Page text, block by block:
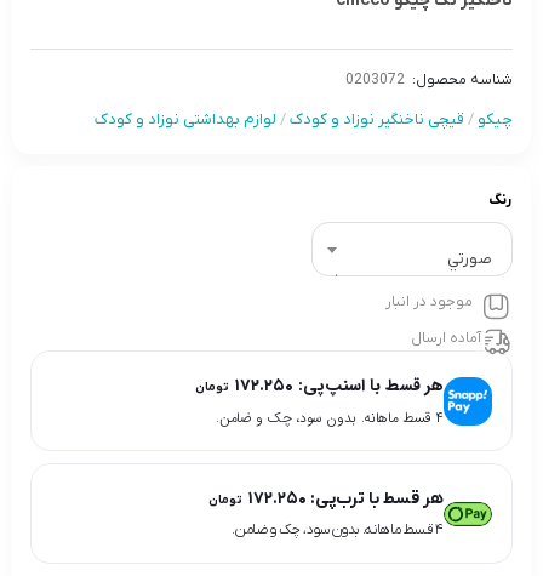
شناسه محصول: 0203072
چیکو / قیچی ناخنگیر نوزاد و کودک/ لوازم بهداشتی نوزاد و کودک
رنگ
صورتي
موجود در انبار
آماده ارسال
هر قسط با اسنپ‌پی: ۱۷۲.۲۵۰ تومان
۴ قسط ماهانه. بدون سود، چک و ضامن.
هر قسط با ترب‌پی: ۱۷۲.۲۵۰ تومان
۴ قسط ماهانه. بدون سود، چک و ضامن.